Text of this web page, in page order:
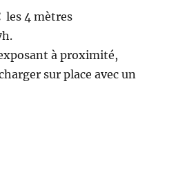
les 4 mètres
à proximité,
sur place avec un